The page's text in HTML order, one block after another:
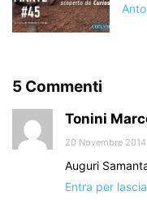
5 Commenti
Tonini
20 Novembre
Auguri
Entra per